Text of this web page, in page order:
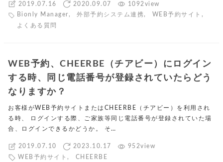
2019.07.16 2020.09.07
1092view
Bionly Manager, 外部予約システム連携 , WEB予約サイト ,
よくある質問
WEB予約、CHEERBE（チアビー）にログイン
する時、同じ電話番号が登録されていたらどう
なりますか？
お客様がWEB予約サイトまたはCHEERBE（チアビー）を利用され
る時、 ログインする際、ご家族等同じ電話番号が登録されていた場
合、ログインできるかどうか。 そ…
2019.07.10 2023.10.17
952view
WEB予約サイト , CHEERBE